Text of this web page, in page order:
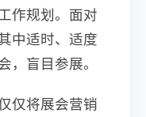
作规划。面对
中适时、适度
，盲目参展。
仅将展会营销